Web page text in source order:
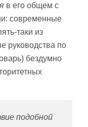
в его общем с
современные
таки из
руководства по
бездумно
подобной